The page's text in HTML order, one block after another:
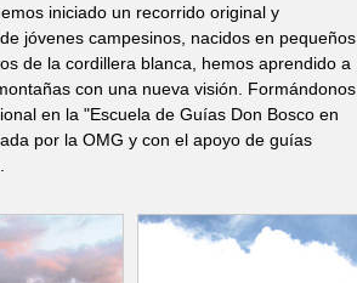
iniciado un recorrido original y
jóvenes campesinos, nacidos en pequeños
de la cordillera blanca, hemos aprendido a
con una nueva visión. Formándonos
en la "Escuela de Guías Don Bosco en
por la OMG y con el apoyo de guías